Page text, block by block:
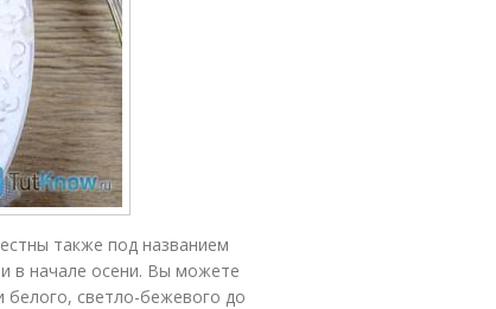
также под названием
в начале осени. Вы можете
светло-бежевого до